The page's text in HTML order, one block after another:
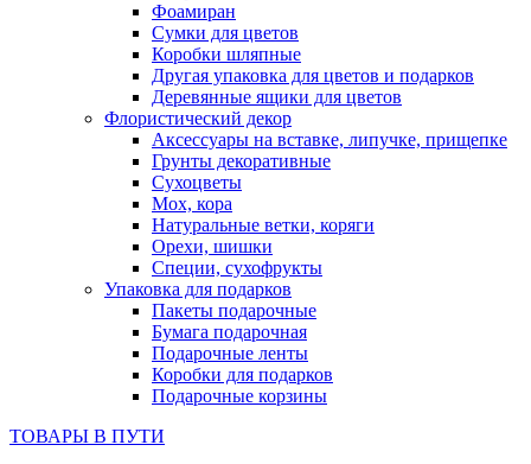
Фоамиран
Сумки для цветов
Коробки шляпные
Другая упаковка для цветов и подарков
Деревянные ящики для цветов
Флористический декор
Аксессуары на вставке, липучке, прищепке
Грунты декоративные
Сухоцветы
Мох, кора
Натуральные ветки, коряги
Орехи, шишки
Специи, сухофрукты
Упаковка для подарков
Пакеты подарочные
Бумага подарочная
Подарочные ленты
Коробки для подарков
Подарочные корзины
ТОВАРЫ В ПУТИ